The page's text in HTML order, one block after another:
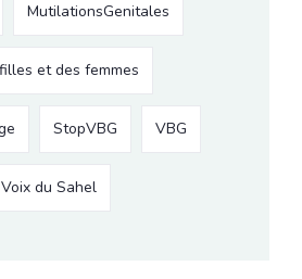
MutilationsGenitales
et des femmes
StopVBG VBG
Voix du Sahel